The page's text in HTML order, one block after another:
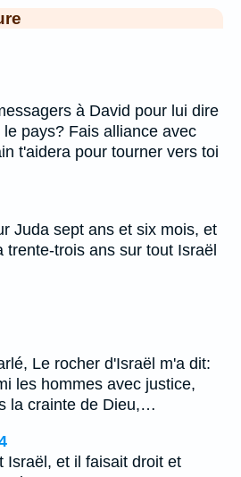
à David pour lui dire
pays? Fais alliance avec
t'aidera pour tourner vers toi
Juda sept ans et six mois, et
trente-trois ans sur tout Israël
Le rocher d'Israël m'a dit:
les hommes avec justice,
la crainte de Dieu,…
Israël, et il faisait droit et